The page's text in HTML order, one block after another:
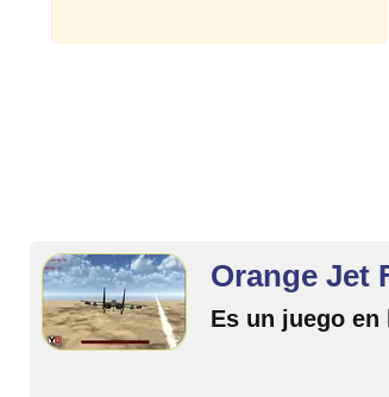
Orange Jet
Es un juego en